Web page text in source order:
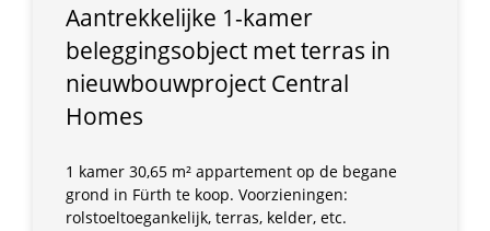
Aantrekkelijke 1-kamer
beleggingsobject met terras in
nieuwbouwproject Central
Homes
1 kamer 30,65 m² appartement op de begane
grond in Fürth te koop. Voorzieningen:
rolstoeltoegankelijk, terras, kelder, etc.